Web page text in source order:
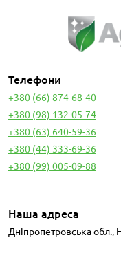
Телефони
+380 (66) 874-68-40
+380 (98) 132-05-74
+380 (63) 640-59-36
+380 (44) 333-69-36
+380 (99) 005-09-88
Наша адреса
Дніпропетровська обл.,